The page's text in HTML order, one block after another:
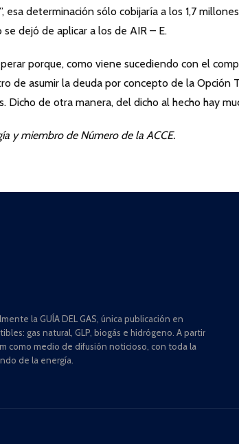
esa determinación sólo cobijaría a los 1,7
dejó de aplicar a los de AIR – E.
porque, como viene sucediendo con el
de asumir la deuda por concepto de la Opción
Dicho de otra manera, del dicho al hecho hay
y miembro de Número de la ACCE.
la GUÍA DEL GAS, única publicación en
gas natural, GLP, biogás e hidrógeno. A partir
como medio de difusión noticioso, con toda la
de la energía.